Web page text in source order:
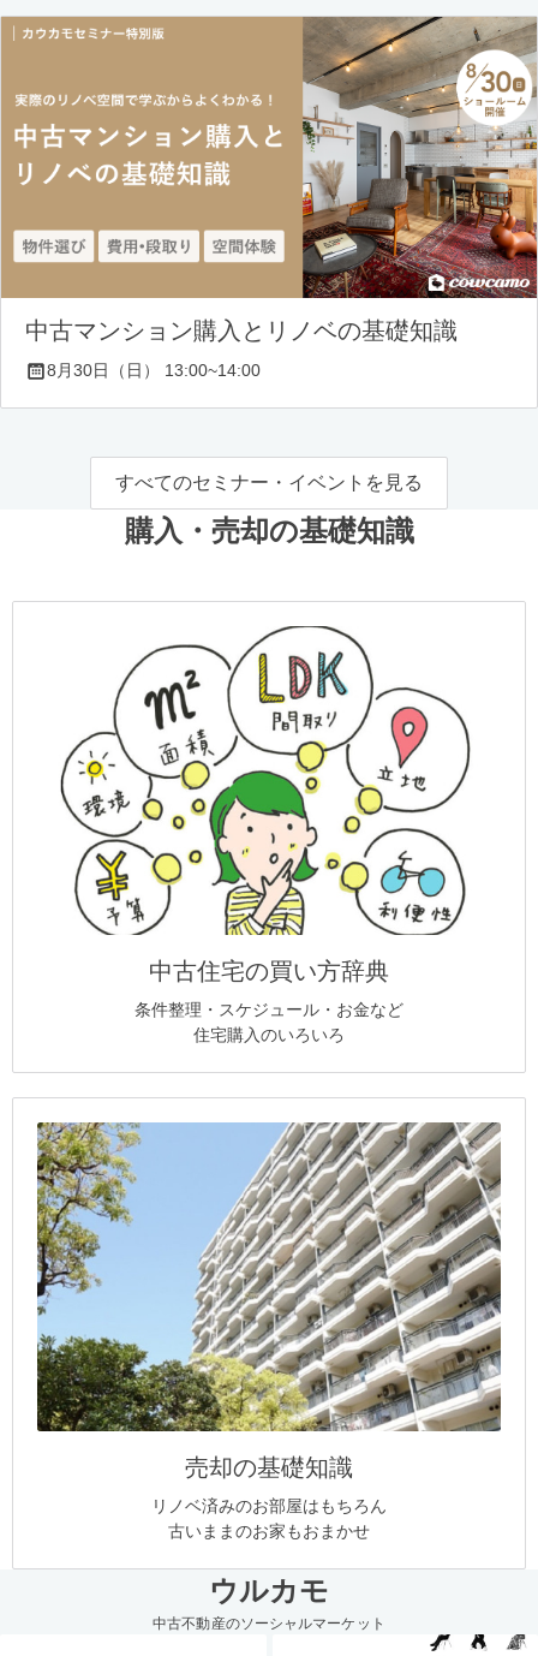
中古マンション購入とリノベの基礎知識
8月30日（日） 13:00~14:00
すべてのセミナー・イベントを見る
購入・売却の基礎知識
中古住宅の買い方辞典
条件整理・スケジュール・お金など
住宅購入のいろいろ
売却の基礎知識
リノベ済みのお部屋はもちろん
古いままのお家もおまかせ
ウルカモ
中古不動産のソーシャルマーケット